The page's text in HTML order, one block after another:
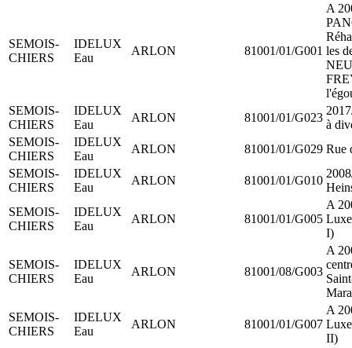
SEMOIS-
CHIERS
IDELUX
Eau
ARLON 81001/01/G001
A
les
SEMOIS-
CHIERS
IDELUX
Eau
ARLON 81001/01/G023
à
SEMOIS-
CHIERS
IDELUX
Eau
ARLON 81001/01/G029 Rue
SEMOIS-
CHIERS
IDELUX
Eau
ARLON 81001/01/G010
SEMOIS-
CHIERS
IDELUX
Eau
ARLON 81001/01/G005
A
I)
SEMOIS-
CHIERS
IDELUX
Eau
ARLON 81001/08/G003
A
SEMOIS-
CHIERS
IDELUX
Eau
ARLON 81001/01/G007
A
II)